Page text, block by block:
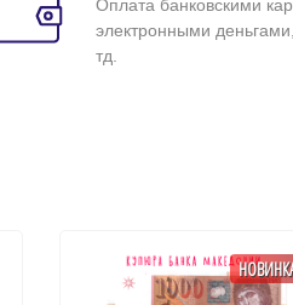
Оплата банковскими
электронными
тд.